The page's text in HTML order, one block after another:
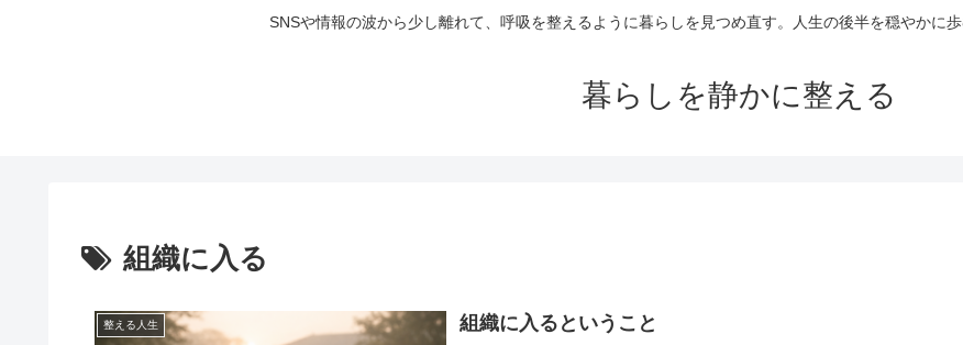
SNSや情報の波から少し離れて、呼吸を整えるように暮らしを見つめ直す。人生の後半を穏やかに
暮らしを静かに整える
組織に入る
整える人生 組織に入るということ